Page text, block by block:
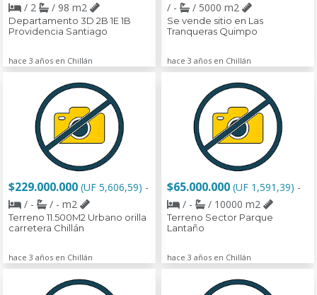
/ 2
/ 98 m2
Departamento 3D 2B 1E 1B
Providencia Santiago
hace 3 años en Chillán
/ -
/ 5000 m2
Se vende sitio en Las
Tranqueras Quimpo
hace 3 años en Chillán
$229.000.000 (UF 5,606,59) -
/ -
/ - m2
Terreno 11.500M2 Urbano orilla
carretera Chillán
hace 3 años en Chillán
$65.000.000 (UF 1,591,39) -
/ -
/ 10000 m2
Terreno Sector Parque
Lantaño
hace 3 años en Chillán